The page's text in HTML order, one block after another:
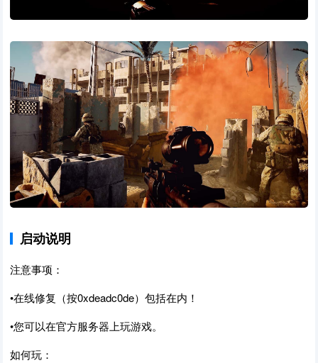
启动说明
注意事项：
•在线修复（按0xdeadc0de）包括在内！
•您可以在官方服务器上玩游戏。
如何玩：